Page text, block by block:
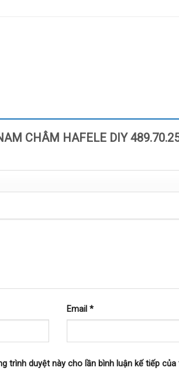
CHÂM HAFELE DIY
Email *
trình duyệt này cho lần bình luận kế tiếp của